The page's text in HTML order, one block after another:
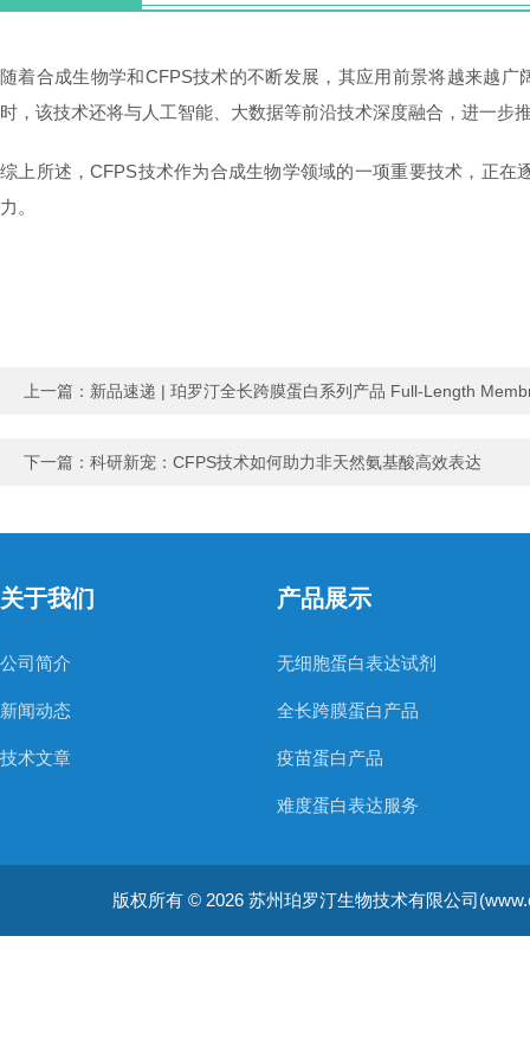
随着合成生物学和CFPS技术的不断发展，其应用前景将越来越
时，该技术还将与人工智能、大数据等前沿技术深度融合，进一步
综上所述，CFPS技术作为合成生物学领域的一项重要技术，正
力。
上一篇： 新品速递 | 珀罗汀全长跨膜蛋白系列产品 Full-Length
下一篇： 科研新宠：CFPS技术如何助力非天然氨基酸高效表达
关于我们
公司简介
新闻动态
技术文章
产品展示
无细胞蛋白表达试剂
全长跨膜蛋白产品
疫苗蛋白产品
难度蛋白表达服务
版权所有 © 2026 苏州珀罗汀生物技术有限公司